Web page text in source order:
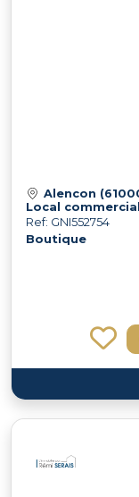
Alencon
Local
Ref: GNI552754
Boutique